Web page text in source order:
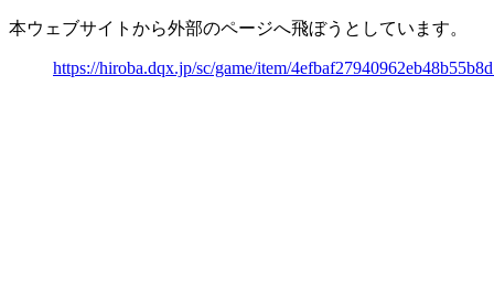
本ウェブサイトから外部のページへ飛ぼうとしています。
https://hiroba.dqx.jp/sc/game/item/